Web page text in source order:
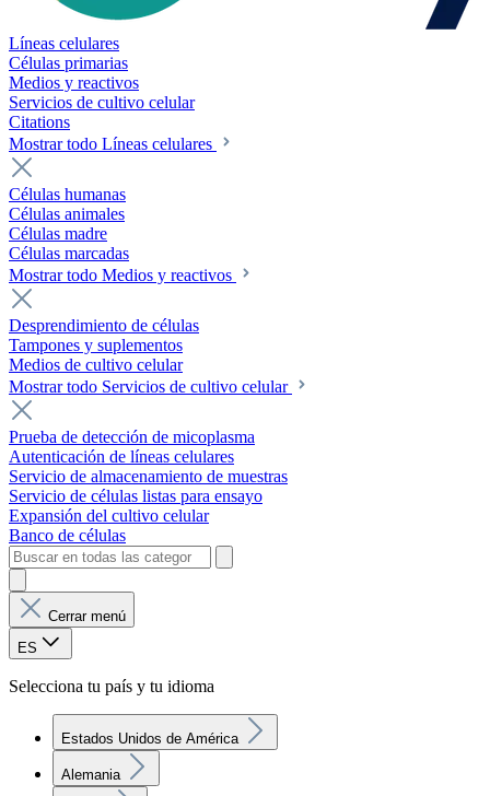
Líneas celulares
Células primarias
Medios y reactivos
Servicios de cultivo celular
Citations
Mostrar todo Líneas celulares
Células humanas
Células animales
Células madre
Células marcadas
Mostrar todo Medios y reactivos
Desprendimiento de células
Tampones y suplementos
Medios de cultivo celular
Mostrar todo Servicios de cultivo celular
Prueba de detección de micoplasma
Autenticación de líneas celulares
Servicio de almacenamiento de muestras
Servicio de células listas para ensayo
Expansión del cultivo celular
Banco de células
Cerrar menú
ES
Selecciona tu país y tu idioma
Estados Unidos de América
Alemania